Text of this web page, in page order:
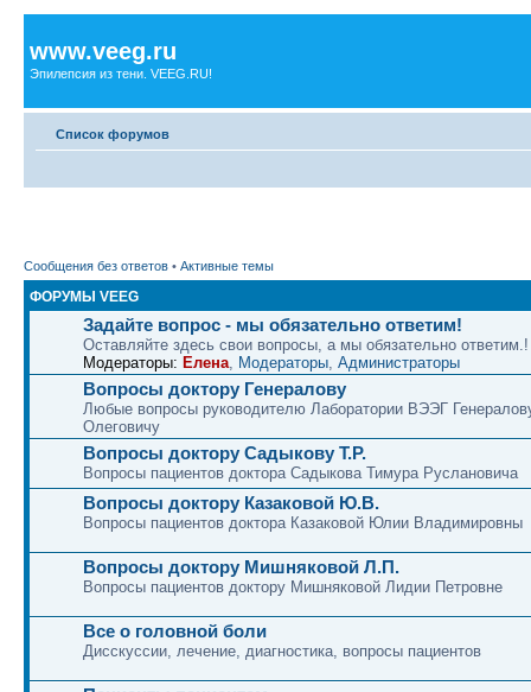
www.veeg.ru
Эпилепсия из тени. VEEG.RU!
Список форумов
Сообщения без ответов • Активные темы
ФОРУМЫ VEEG
Задайте вопрос - мы обязательно ответим!
Оставляйте здесь свои вопросы, а мы обязательно ответим.!
Модераторы: Елена, Модераторы, Администраторы
Вопросы доктору Генералову
Любые вопросы руководителю Лаборатории ВЭЭГ
Олеговичу
Вопросы доктору Садыкову Т.Р.
Вопросы пациентов доктора Садыкова Тимура Руслановича
Вопросы доктору Казаковой Ю.В.
Вопросы пациентов доктора Казаковой Юлии Владимировны
Вопросы доктору Мишняковой Л.П.
Вопросы пациентов доктору Мишняковой Лидии Петровне
Все о головной боли
Дисскуссии, лечение, диагностика, вопросы пациентов